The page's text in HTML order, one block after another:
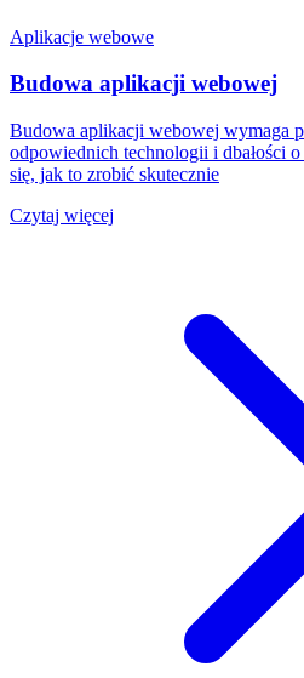
Aplikacje webowe
Budowa aplikacji webowej
Budowa aplikacji webowej wymaga
odpowiednich technologii i dbałości
się, jak to zrobić skutecznie
Czytaj więcej